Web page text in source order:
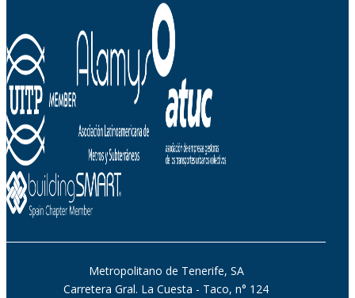
Metropolitano de Tenerife, SA
Carretera Gral. La Cuesta - Taco, n° 124